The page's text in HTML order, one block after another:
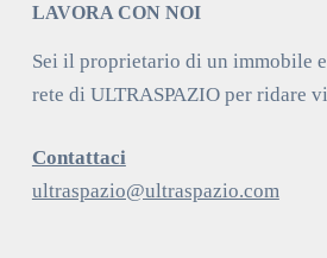
LAVORA CON NOI
Sei il proprietario di un immobile
rete di ULTRASPAZIO per ridare
Contattaci
ultraspazio@ultraspazio.com